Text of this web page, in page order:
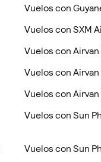
Vuelos con
Vuelos con SXM
Vuelos con Airvan
Vuelos con Airvan
Vuelos con Airvan
Vuelos con Sun
Vuelos con Sun